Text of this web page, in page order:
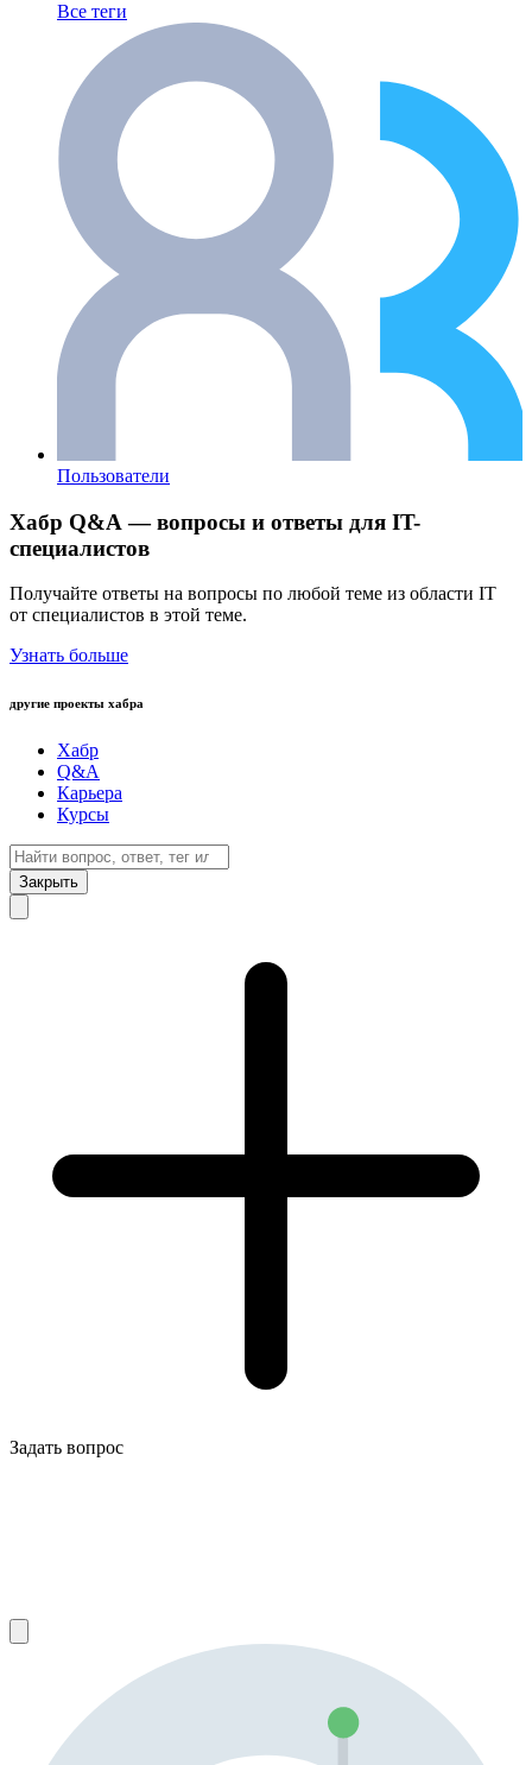
Все теги
Пользователи
Хабр Q&A — вопросы и ответы для IT-
специалистов
Получайте ответы на вопросы по любой теме из области IT
от специалистов в этой теме.
Узнать больше
другие проекты хабра
Хабр
Q&A
Карьера
Курсы
Закрыть
Задать вопрос